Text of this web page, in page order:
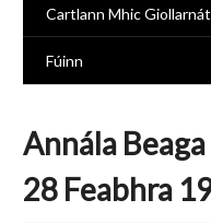
Cartlann Mhic
Fúinn
Annála
28 Feabhra